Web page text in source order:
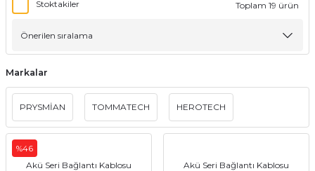
Cihazları
Paketleri
Paketler
Stoktakiler Toplam 19 ürün
Markalar
PRYSMİAN TOMMATECH HEROTECH
%46
Akü Seri Bağlantı Kablosu
Akü Seri Bağlantı Kablosu